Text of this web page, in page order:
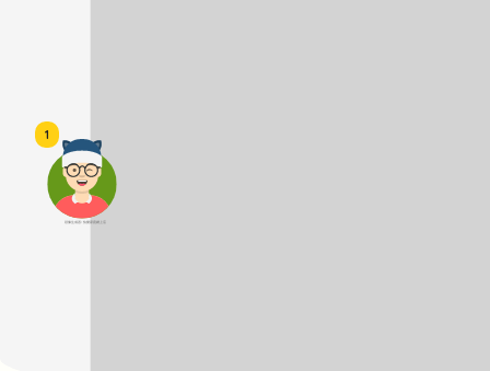
頭像生成器: 快樂家庭網上店
1